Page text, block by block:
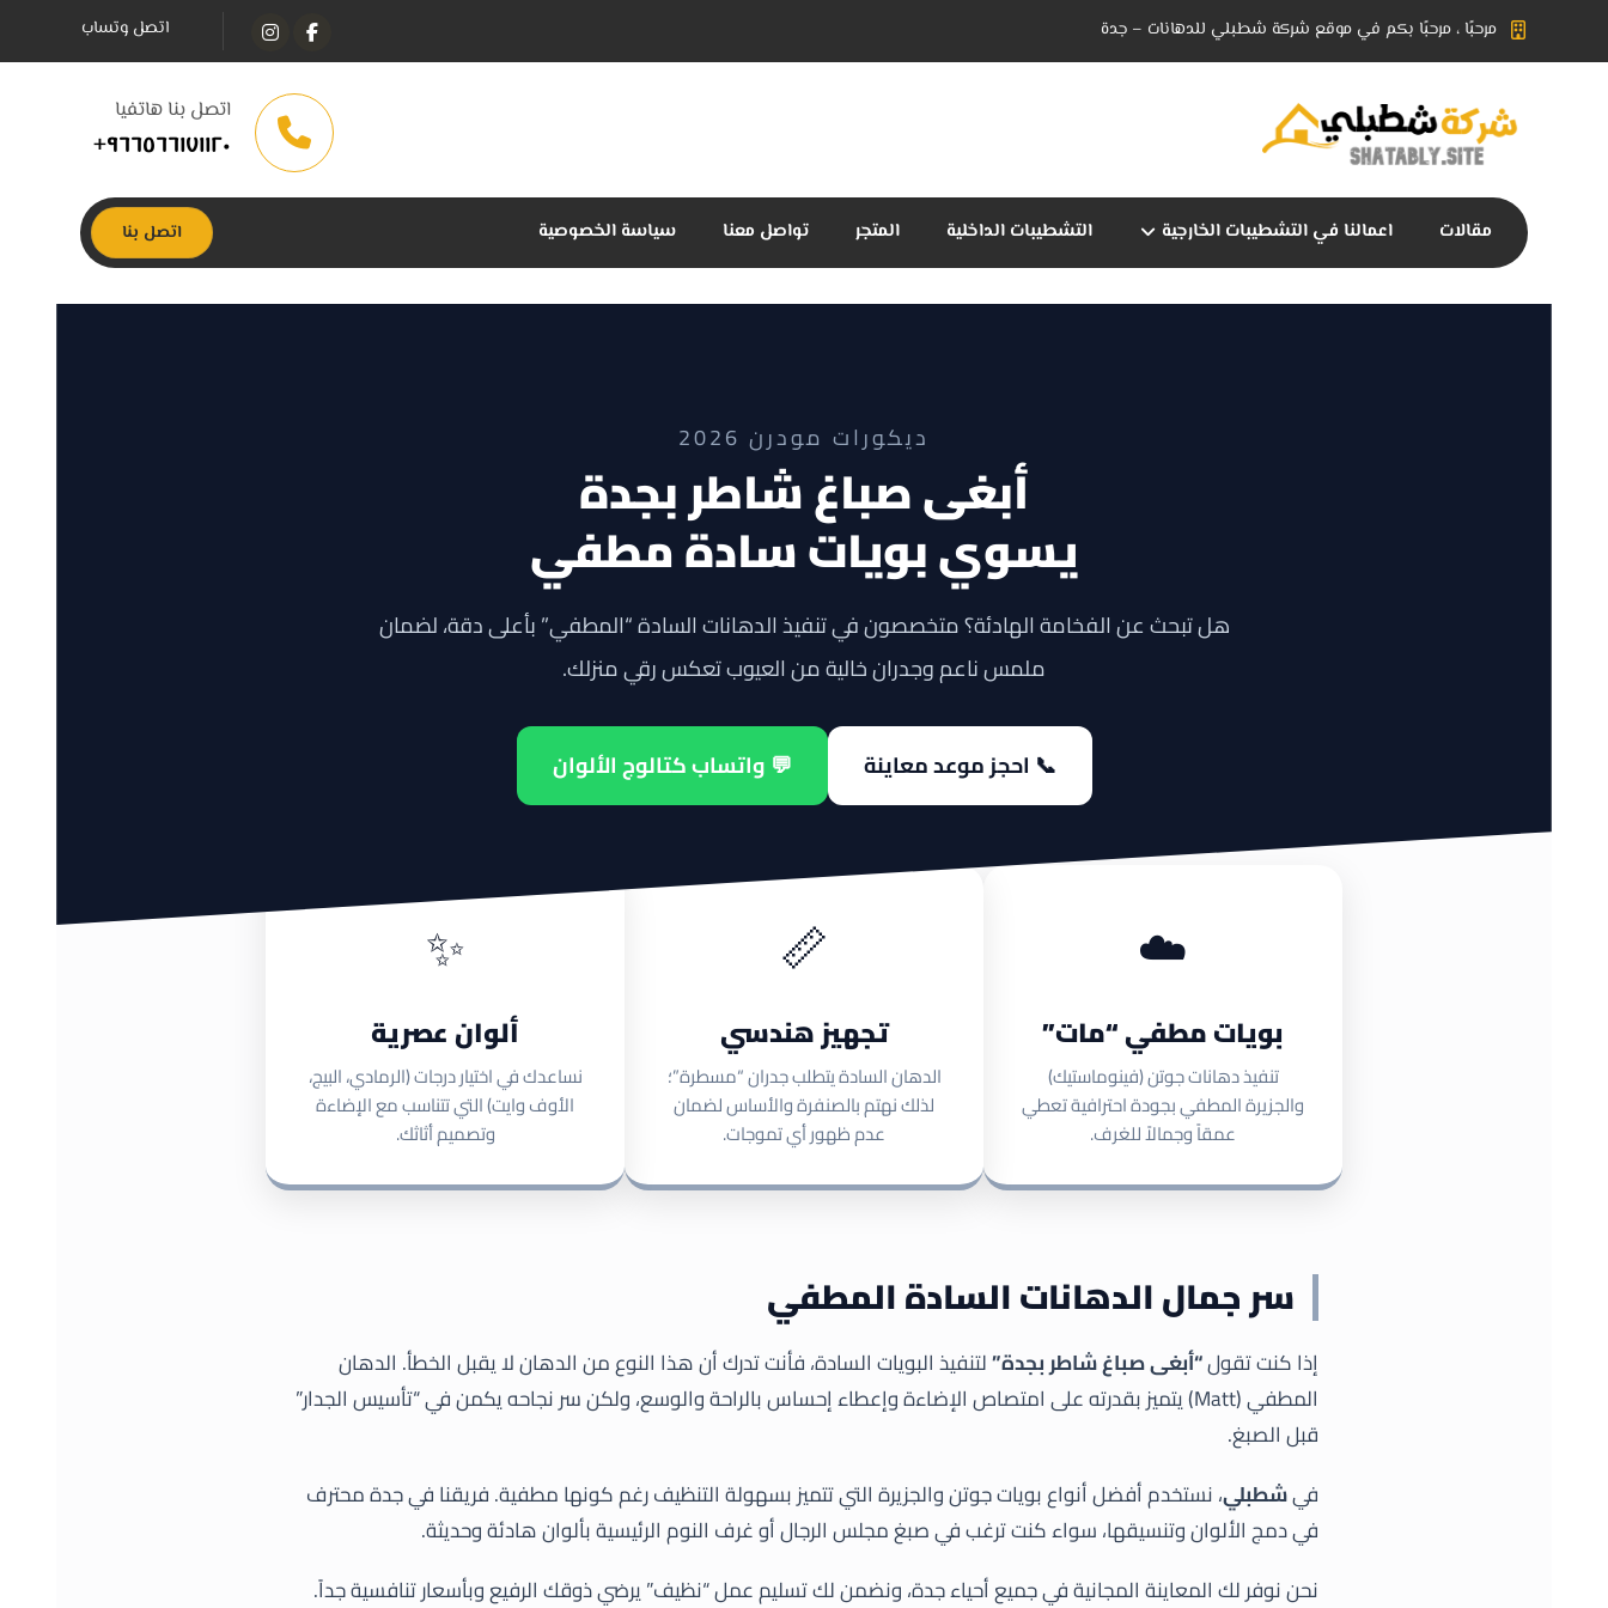
مرحبًا ، مرحبًا بكم في موقع شركة شطبلي للدهانات – جدة اتصل وتساب
اتصل بنا هاتفيا
٩٦٦٥٦٦١٧١١٢٠+
مقالات اعمالنا في التشطيبات الخارجية التشطيبات الداخلية المتجر تواصل معنا سياسة الخصوصية اتصل بنا
ديكورات مودرن 2026
أبغى صباغ شاطر بجدة
يسوي بويات سادة مطفي
هل تبحث عن الفخامة الهادئة؟ متخصصون في تنفيذ الدهانات السادة “المطفي” بأعلى دقة، لضمان
ملمس ناعم وجدران خالية من العيوب تعكس رقي منزلك.
📞 احجز موعد معاينة 💬 واتساب كتالوج الألوان
☁️
بويات مطفي “مات”
تنفيذ دهانات جوتن (فينوماستيك)
والجزيرة المطفي بجودة احترافية تعطي
عمقاً وجمالاً للغرف.
📏
تجهيز هندسي
الدهان السادة يتطلب جدران “مسطرة”؛
لذلك نهتم بالصنفرة والأساس لضمان
عدم ظهور أي تموجات.
✨
ألوان عصرية
نساعدك في اختيار درجات (الرمادي، البيج،
الأوف وايت) التي تتناسب مع الإضاءة
وتصميم أثاثك.
سر جمال الدهانات السادة المطفي
إذا كنت تقول“أبغى صباغ شاطر بجدة”لتنفيذ البويات السادة، فأنت تدرك أن هذا النوع من الدهان لا يقبل الخطأ. الدهان
المطفي (Matt) يتميز بقدرته على امتصاص الإضاءة وإعطاء إحساس بالراحة والوسع، ولكن سر نجاحه يكمن في “تأسيس الجدار”
قبل الصبغ.
فيشطبلي، نستخدم أفضل أنواع بويات جوتن والجزيرة التي تتميز بسهولة التنظيف رغم كونها مطفية. فريقنا في جدة محترف
في دمج الألوان وتنسيقها، سواء كنت ترغب في صبغ مجلس الرجال أو غرف النوم الرئيسية بألوان هادئة وحديثة.
نحن نوفر لك المعاينة المجانية في جميع أحياء جدة، ونضمن لك تسليم عمل “نظيف” يرضي ذوقك الرفيع وبأسعار تنافسية جداً.
ابدأ مشروع جديد اليوم .
عناوين مفيدة
الرئيسية
معلم جرافيت
تشطيبات
خارجية
تشطيبات
داخلية
عنوان
للدهانات
السعودية
٠٥٦٦١٧١١٢٠
ساعات العمل
من السبت إلى الجمعة